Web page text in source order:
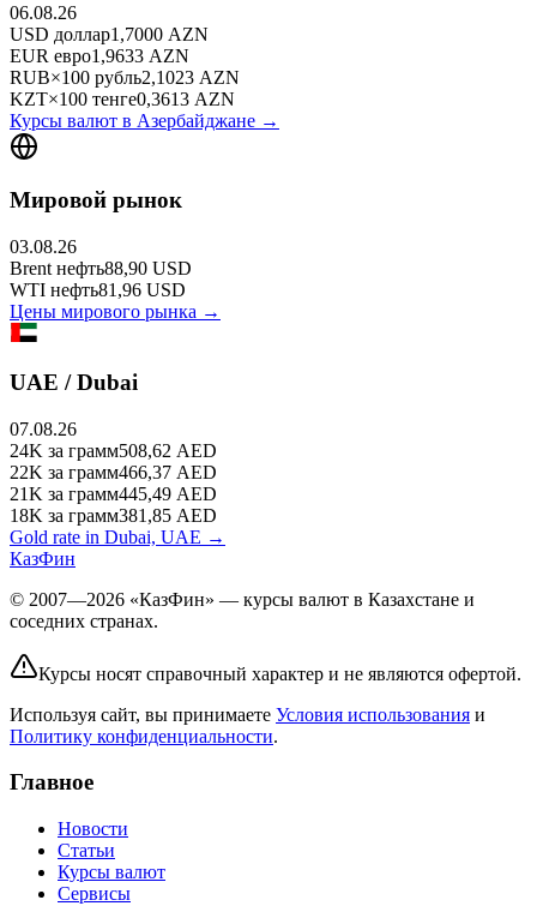
06.08.26
USD доллар1,7000 AZN
EUR евро1,9633 AZN
RUB×100 рубль2,1023 AZN
KZT×100 тенге0,3613 AZN
Курсы валют в Азербайджане →
Мировой рынок
03.08.26
Brent нефть88,90 USD
WTI нефть81,96 USD
Цены мирового рынка →
UAE / Dubai
07.08.26
24K за грамм508,62 AED
22K за грамм466,37 AED
21K за грамм445,49 AED
18K за грамм381,85 AED
Gold rate in Dubai, UAE →
КазФин
© 2007—2026 «КазФин» — курсы валют в Казахстане и
соседних странах.
Курсы носят справочный характер и не являются офертой.
Используя сайт, вы принимаете Условия использования и
Политику конфиденциальности.
Главное
Новости
Статьи
Курсы валют
Сервисы